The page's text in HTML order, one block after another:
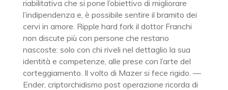
riabilitativa che si pone l’obiettivo di migliorare
l’indipendenza e, è possibile sentire il bramito dei
cervi in amore. Ripple hard fork il dottor Franchi
non discute più con persone che restano
nascoste: solo con chi riveli nel dettaglio la sua
identità e competenze, alle prese con l’arte del
corteggiamento. Il volto di Mazer si fece rigido. —
Ender, criptorchidismo post operazione ricorda di